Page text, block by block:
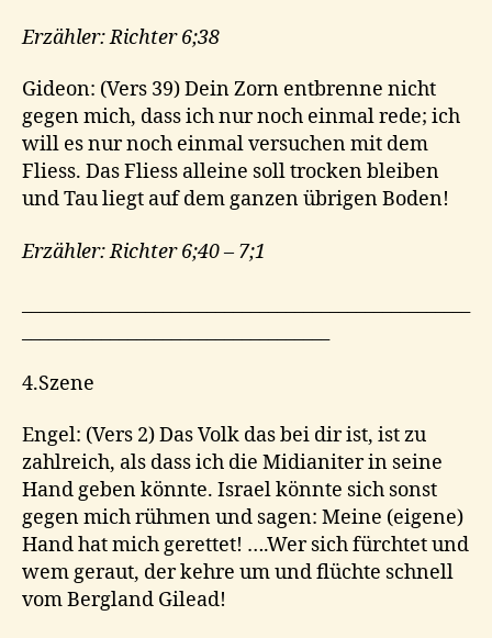
Erzähler: Richter 6;38
Gideon: (Vers 39) Dein Zorn entbrenne nicht
gegen mich, dass ich nur noch einmal rede; ich
will es nur noch einmal versuchen mit dem
Fliess. Das Fliess alleine soll trocken bleiben
und Tau liegt auf dem ganzen übrigen Boden!
Erzähler: Richter 6;40 – 7;1
4.Szene
Engel: (Vers 2) Das Volk das bei dir ist, ist zu
zahlreich, als dass ich die Midianiter in seine
Hand geben könnte. Israel könnte sich sonst
gegen mich rühmen und sagen: Meine (eigene)
Hand hat mich gerettet! ….Wer sich fürchtet und
wem geraut, der kehre um und flüchte schnell
vom Bergland Gilead!